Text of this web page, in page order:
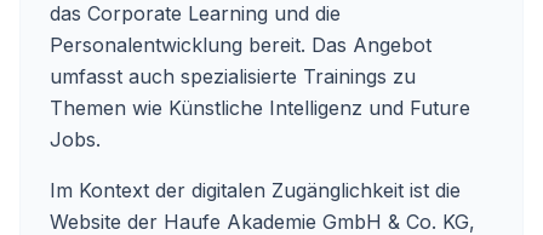
das Corporate Learning und die
Personalentwicklung bereit. Das Angebot
umfasst auch spezialisierte Trainings zu
Themen wie Künstliche Intelligenz und Future
Jobs.
Im Kontext der digitalen Zugänglichkeit ist die
Website der Haufe Akademie GmbH & Co. KG,